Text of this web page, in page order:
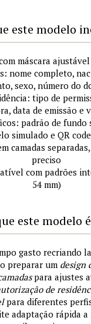
este modelo
máscara
nome completo,
sexo, número do
tipo de
data de emissão e
padrão de
simulado e QR
camadas
preciso
com padrões
54 mm)
este modelo
gasto recriando
preparar um design
para ajustes
de
para diferentes
adaptação rápida